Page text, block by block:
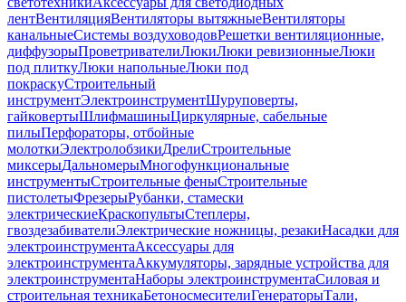
лентВентиляцияВентиляторы вытяжныеВентиляторы
канальныеСистемы воздуховодовРешетки вентиляционные,
диффузорыПроветривателиЛюкиЛюки ревизионныеЛюки
под плиткуЛюки напольныеЛюки под
покраскуСтроительный
инструментЭлектроинструментШуруповерты,
гайковертыШлифмашиныЦиркулярные, сабельные
пилыПерфораторы, отбойные
молоткиЭлектролобзикиДрелиСтроительные
миксерыДальномерыМногофункциональные
инструментыСтроительные феныСтроительные
пистолетыФрезерыРубанки, стамески
электрическиеКраскопультыСтеплеры,
гвоздезабивателиЭлектрические ножницы, резакиНасадки для
электроинструментаАксессуары для
электроинструментаАккумуляторы, зарядные устройства для
электроинструментаНаборы электроинструментаСиловая и
строительная техникаБетоносмесителиГенераторыТали,